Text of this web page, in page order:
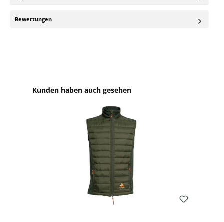
Bewertungen
Produktgalerie überspringen
Kunden haben auch gesehen